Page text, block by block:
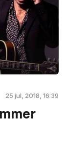
25 jul, 2018, 16:39